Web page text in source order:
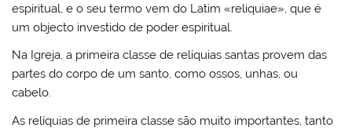
espiritual, e o seu termo vem do Latim «reliquiae», que é
um objecto investido de poder espiritual.
Na Igreja, a primeira classe de relíquias santas provem das
partes do corpo de um santo, como ossos, unhas, ou
cabelo.
As relíquias de primeira classe são muito importantes, tanto